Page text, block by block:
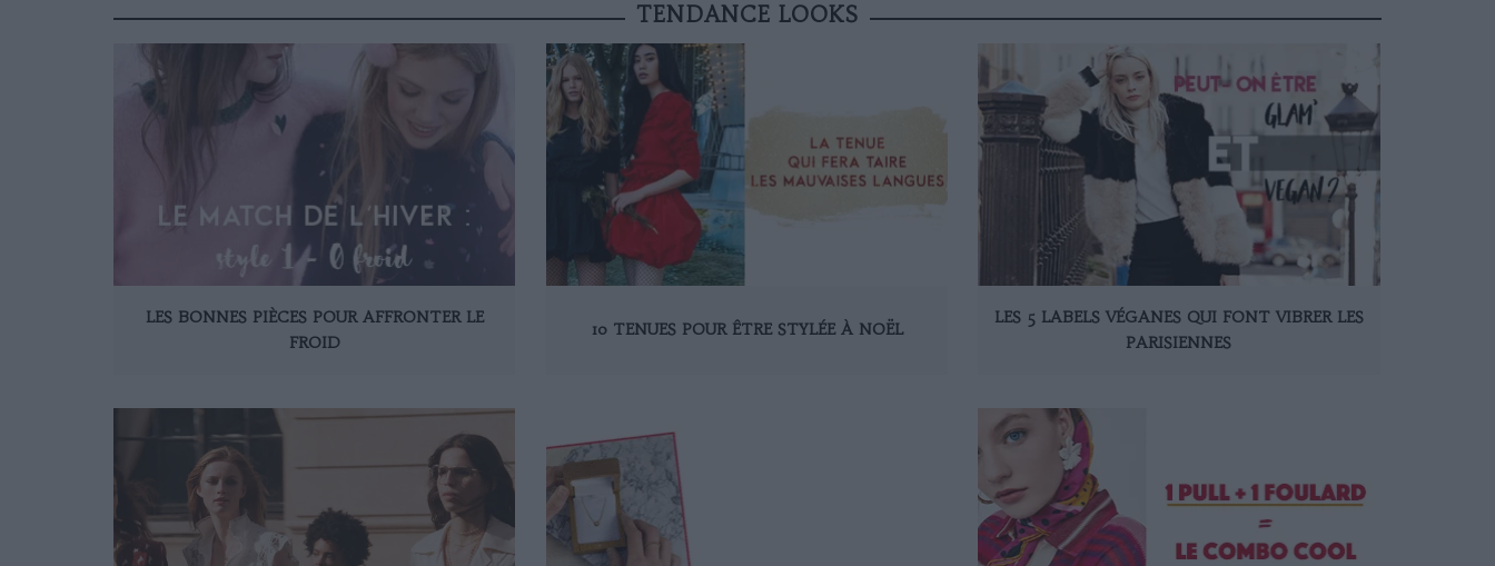
TENDANCE LOOKS
LES BONNES PIÈCES POUR AFFRONTER LE
FROID
10 TENUES POUR ÊTRE STYLÉE À NOËL
LES 5 LABELS VÉGANES QUI FONT VIBRER LES
PARISIENNES